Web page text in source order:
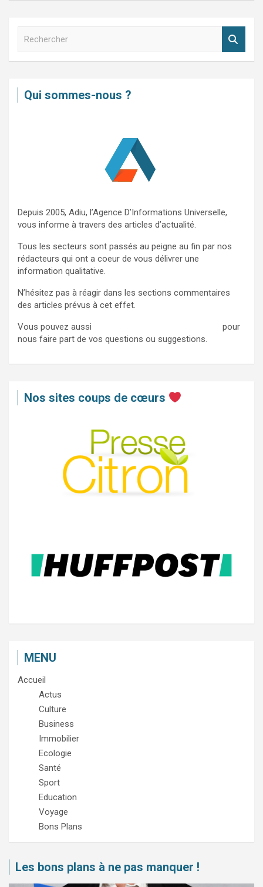
c
Qui sommes-nous ?
Depuis 2005, Adiu, l’Agence D’Informations Universelle,
vous informe à travers des articles d’actualité.
Tous les secteurs sont passés au peigne au fin par nos
rédacteurs qui ont a coeur de vous délivrer une
information qualitative.
N’hésitez pas à réagir dans les sections commentaires
des articles prévus à cet effet.
Vous pouvez aussi
pour
nous faire part de vos questions ou suggestions.
Nos sites coups de cœurs
MENU
Accueil
Actus
Culture
Business
Immobilier
Ecologie
Santé
Sport
Education
Voyage
Bons Plans
Les bons plans à ne pas manquer !